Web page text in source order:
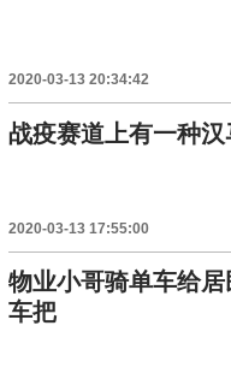
2020-03-13 20:34:42
战疫赛道上有一种
2020-03-13 17:55:00
物业小哥骑单车给
车把